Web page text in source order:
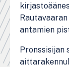
antamien
Pronssisijan